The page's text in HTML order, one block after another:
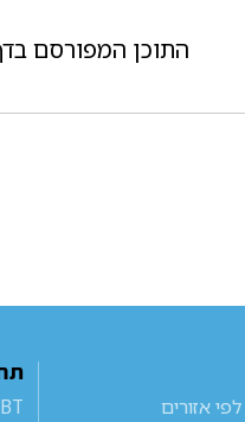
התוכן המפורסם
אזורים